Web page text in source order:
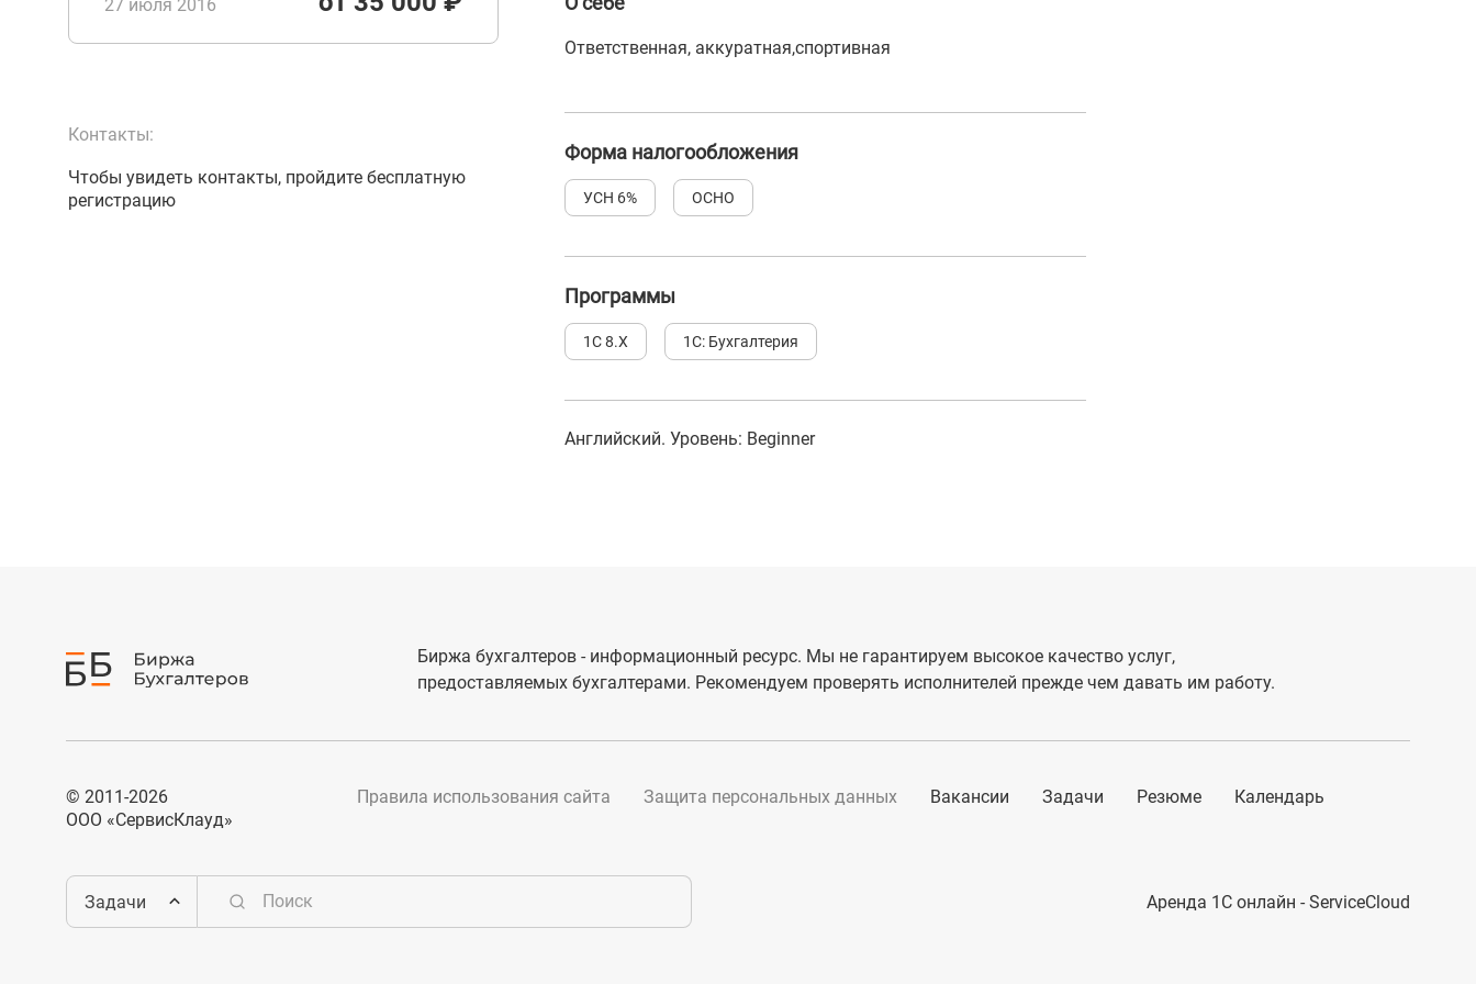
27 июля 2016
Контакты:
Чтобы увидеть контакты, пройдите бесплатную
регистрацию
Ответственная, аккуратная,спортивная
Форма налогообложения
УСН 6% ОСНО
Программы
1С 8.Х 1С: Бухгалтерия
Английский. Уровень: Beginner
Биржа бухгалтеров - информационный ресурс. Мы не гарантируем высокое качество услуг,
предоставляемых бухгалтерами. Рекомендуем проверять исполнителей прежде чем давать им работу.
© 2011-2026
ООО «СервисКлауд»
Правила использования сайта Защита персональных данных Вакансии Задачи Резюме Календарь
Задачи Аренда 1С онлайн - ServiceCloud